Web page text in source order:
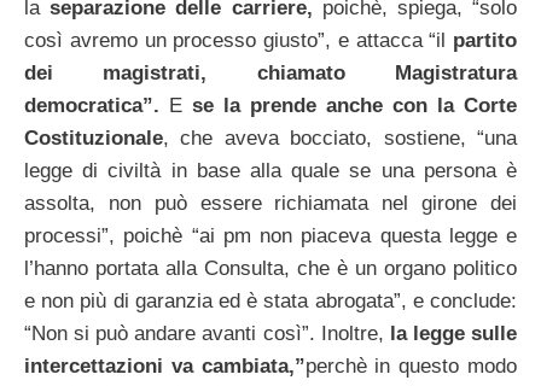
laseparazione delle carriere, poichè, spiega, “solo
così avremo un processo giusto”, e attacca “il partito
dei
magistrati, chiamato Magistratura
democratica”. E se la prende anche con la Corte
Costituzionale, che aveva bocciato, sostiene, “una
legge di civiltà in base alla quale se una persona è
assolta, non può essere richiamata nel girone dei
processi”, poichè “ai pm non piaceva questa legge e
l’hanno portata alla Consulta, che è un organo politico
e non più di garanzia ed è stata abrogata”, e conclude:
“Non si può andare avanti così”. Inoltre, la legge sulle
intercettazioni va cambiata,”perchè in questo modo